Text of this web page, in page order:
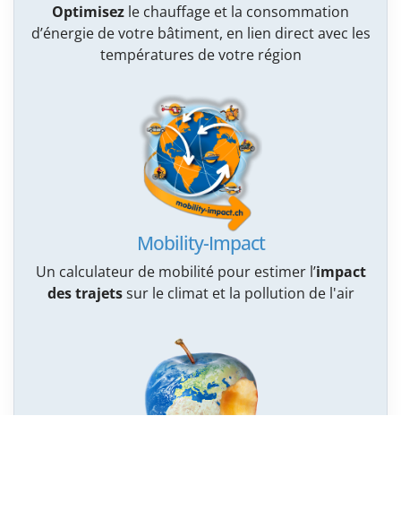
Optimisez le chauffage et la consommation
d’énergie de votre bâtiment, en lien direct avec les
températures de votre région
Mobility-Impact
Un calculateur de mobilité pour estimer l’impact
des trajetssur le climat et la pollution de l'air